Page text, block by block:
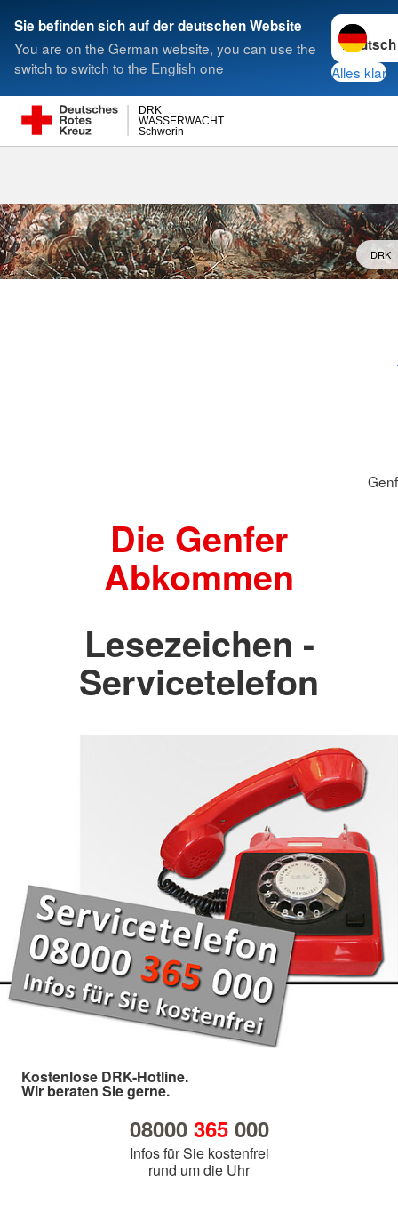
Sie befinden sich auf der deutschen Website
You are on the German website, you can use the
switch to switch to the English one
Sprache
Alles klar
Schwerin
WASSERWACHT
DRK
Suche
DRK
Die Genfer
Abkommen
Lesezeichen -
Servicetelefon
Kostenlose DRK-Hotline.
Wir beraten Sie gerne.
08000 365000
Infos für Sie kostenfrei
rund um die Uhr